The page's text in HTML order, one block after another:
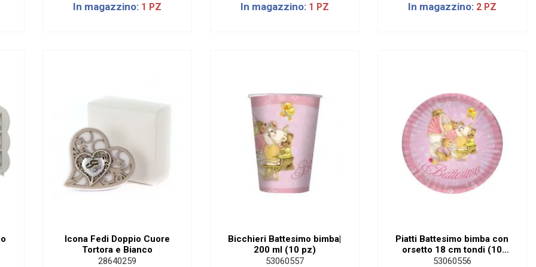
In magazzino: 1 PZ In magazzino: 1 PZ In magazzino: 2 PZ
Icona Fedi Doppio Cuore
Tortora e Bianco
28640259
Bicchieri Battesimo bimba|
200 ml (10 pz)
53060557
Piatti Battesimo bimba con
orsetto 18 cm tondi (10
Pezzi)
53060556